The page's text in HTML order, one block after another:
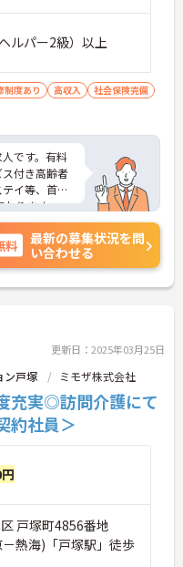
ルパー2級）以上
制度あり 高収入
社会保険完備
です。有料
付き高齢者
イ等、首都
おります。
いるため、
場です。
アアップも
わせくださ
料
最新の募集状況を問
い合わせる
更新日：2025年03月25日
ン戸塚 ミモザ株式会社
充実◎訪問介護にて
約社員＞
戸塚町4856番地
熱海)「戸塚駅」徒歩